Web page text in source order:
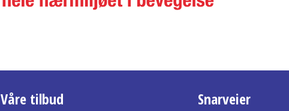
Våre tilbud Snarveier